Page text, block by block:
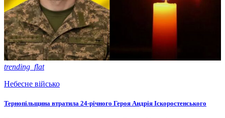
trending_flat
Небесне військо
Тернопільщина втратила 24-річного Героя Андрія Іскоростенського